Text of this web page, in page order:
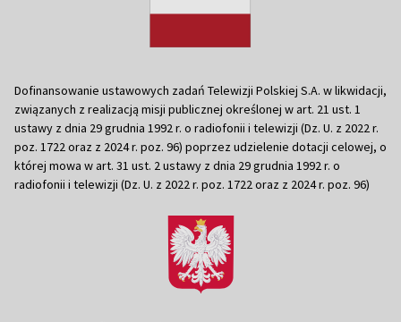
Dofinansowanie ustawowych zadań Telewizji Polskiej S.A. w likwidacji,
związanych z realizacją misji publicznej określonej w art. 21 ust. 1
ustawy z dnia 29 grudnia 1992 r. o radiofonii i telewizji (Dz. U. z 2022 r.
poz. 1722 oraz z 2024 r. poz. 96) poprzez udzielenie dotacji celowej, o
której mowa w art. 31 ust. 2 ustawy z dnia 29 grudnia 1992 r. o
radiofonii i telewizji (Dz. U. z 2022 r. poz. 1722 oraz z 2024 r. poz. 96)